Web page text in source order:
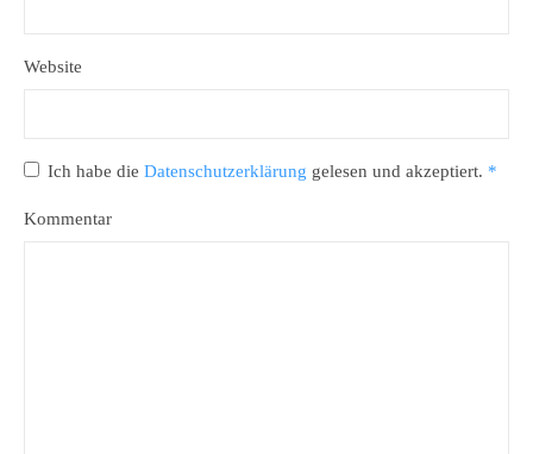
Website
Ich habe die Datenschutzerklärung gelesen und akzeptiert. *
Kommentar